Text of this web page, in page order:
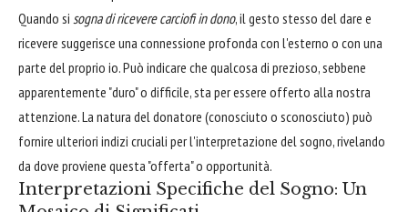
Quando si sogna di ricevere carciofi in dono, il gesto stesso del dare e
ricevere suggerisce una connessione profonda con l'esterno o con una
parte del proprio io. Può indicare che qualcosa di prezioso, sebbene
apparentemente "duro" o difficile, sta per essere offerto alla nostra
attenzione. La natura del donatore (conosciuto o sconosciuto) può
fornire ulteriori indizi cruciali per l'interpretazione del sogno, rivelando
da dove proviene questa "offerta" o opportunità.
Interpretazioni Specifiche del Sogno: Un